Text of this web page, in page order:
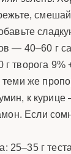
— 40–60 г
творога
же
к
Если
г